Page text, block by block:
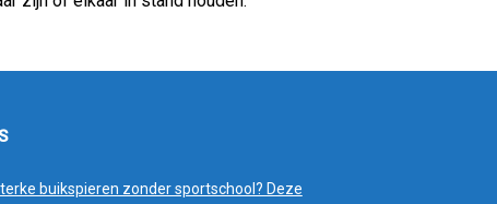
buikspieren zonder sportschool? Deze